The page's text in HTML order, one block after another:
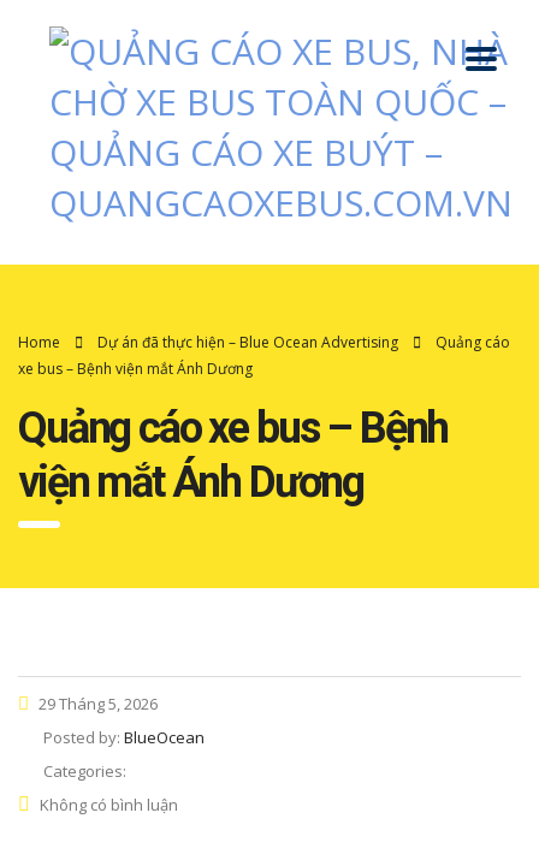
Home Dự án đã thực hiện – Blue Ocean Advertising
Quảng cáo
xe bus – Bệnh viện mắt Ánh Dương
Quảng cáo xe bus – Bệnh
viện mắt Ánh Dương
29 Tháng 5, 2026
Posted by: BlueOcean
Categories:
Không có bình luận